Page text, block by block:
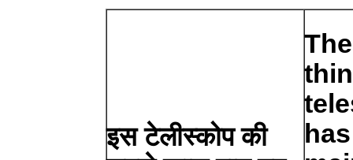
इस टेलीस्कोप की